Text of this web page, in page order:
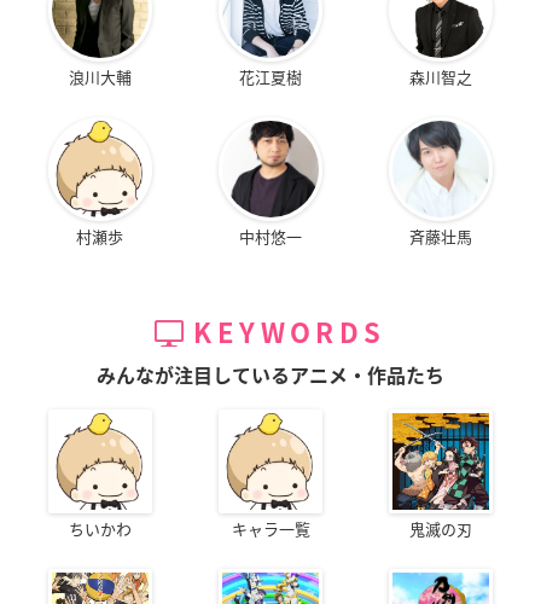
浪川大輔 花江夏樹 森川智之
村瀬歩 中村悠一 斉藤壮馬
KEYWORDS
みんなが注目しているアニメ・作品たち
ちいかわ キャラ一覧 鬼滅の刃